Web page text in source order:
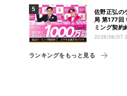
佐野正弘の
局 第177回
ミング契約
を迎える楽
2026/06/07
ランキングをもっと見る